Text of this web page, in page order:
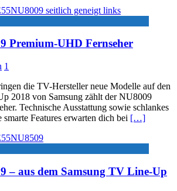
Premium-UHD Fernseher
1
die TV-Hersteller neue Modelle auf den
2018 von Samsung zählt der NU8009
Technische Ausstattung sowie schlankes
Features erwarten dich bei […]
– aus dem Samsung TV Line-Up